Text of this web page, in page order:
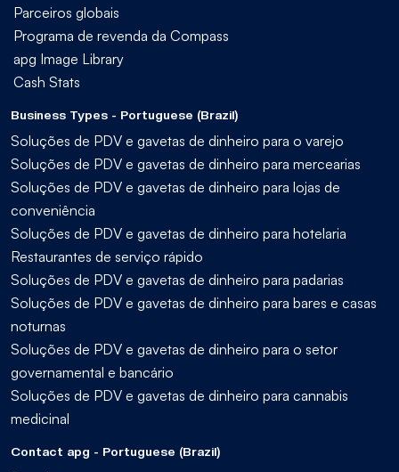
Parceiros globais
Programa de revenda da Compass
apg Image Library
Cash Stats
Business Types - Portuguese (Brazil)
Soluções de PDV e gavetas de dinheiro para o varejo
Soluções de PDV e gavetas de dinheiro para mercearias
Soluções de PDV e gavetas de dinheiro para lojas de
conveniência
Soluções de PDV e gavetas de dinheiro para hotelaria
Restaurantes de serviço rápido
Soluções de PDV e gavetas de dinheiro para padarias
Soluções de PDV e gavetas de dinheiro para bares e casas
noturnas
Soluções de PDV e gavetas de dinheiro para o setor
governamental e bancário
Soluções de PDV e gavetas de dinheiro para cannabis
medicinal
Contact apg - Portuguese (Brazil)